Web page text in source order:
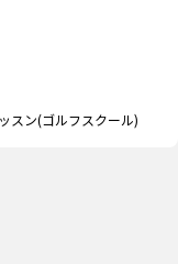
スン(ゴルフスクール)